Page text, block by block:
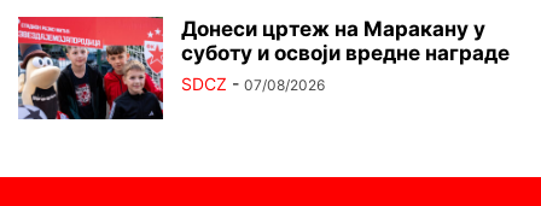
Донеси цртеж на Маракану у
суботу и освоји вредне награде
SDCZ - 07/08/2026